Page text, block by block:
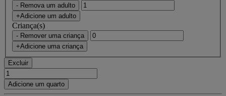
- Remova um adulto
+Adicione um adulto
Criança(s)
- Remover uma criança
+Adicione uma criança
Excluir
Adicione um quarto